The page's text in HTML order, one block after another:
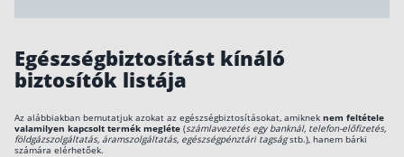
Egészségbiztosítást kínáló
biztosítók listája
Az alábbiakban bemutatjuk azokat az egészségbiztosításokat, amiknek nem feltétele
valamilyen kapcsolt termék megléte (számlavezetés egy banknál, telefon-előfizetés,
földgázszolgáltatás, áramszolgáltatás, egészségpénztári tagságstb.), hanem bárki
számára elérhetőek.